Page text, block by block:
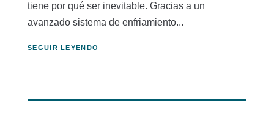
tiene por qué ser inevitable. Gracias a un
avanzado sistema de enfriamiento...
SEGUIR LEYENDO